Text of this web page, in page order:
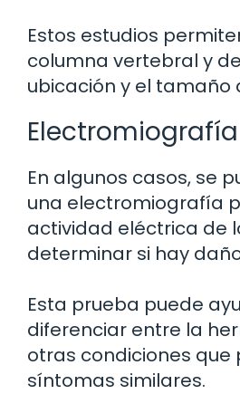
Estos estudios
columna vertebral y
ubicación y el tamaño
Electromiografía
En algunos casos, se
una electromiografía
actividad eléctrica de
determinar si hay
Esta prueba puede
diferenciar entre la
otras condiciones que
síntomas similares.